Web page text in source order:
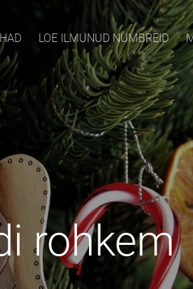
LOE ILMUNUD NUMBREID
rohkem